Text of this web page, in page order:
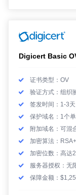
Digicert Basic
证书类型：OV
验证方式：组织
签发时间：1-3天
保护域名：1个
附加域名：可混
加密算法：
加密位数：高达
服务器授权：无
保障金额：